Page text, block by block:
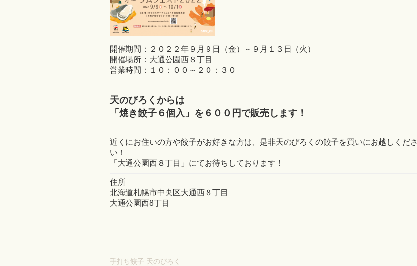
開催期間：２０２２年９月９日（金）～９月１３日（火）
開催場所：大通公園西８丁目
営業時間：１０：００～２０：３０
天のびろくからは
「焼き餃子６個入」を６００円で販売します！
近くにお住いの方や餃子がお好きな方は、是非天のびろくの餃子を買いにお越しくださ
い！
「大通公園西８丁目」にてお待ちしております！
住所
北海道札幌市中央区大通西８丁目
大通公園西8丁目
手打ち餃子 天のびろく